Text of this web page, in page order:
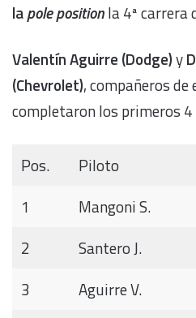
lapole positionla 4ª carrera
Valentín Aguirre (Dodge)y
(Chevrolet), compañeros
completaron los primeros
Pos. Piloto
1
Mangoni S.
2
Santero J.
3
Aguirre V.